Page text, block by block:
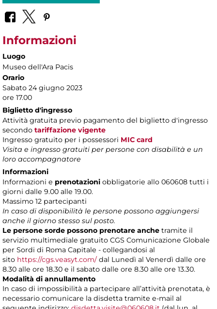
Informazioni
Luogo
Museo dell'Ara Pacis
Orario
Sabato 24 giugno 2023
ore 17.00
Biglietto d'ingresso
Attività gratuita previo pagamento del biglietto d'ingresso
secondo tariffazione vigente
Ingresso gratuito per i possessori MIC card
Visita e ingresso gratuiti per persone con disabilità e un
loro accompagnatore
Informazioni
Informazioni e prenotazioni obbligatorie allo 060608 tutti i
giorni dalle 9.00 alle 19.00.
Massimo 12 partecipanti
In caso di disponibilità le persone possono aggiungersi
anche il giorno stesso sul posto.
Le persone sorde possono prenotare anche tramite il
servizio multimediale gratuito CGS Comunicazione Globale
per Sordi di Roma Capitale - collegandosi al
sito https://cgs.veasyt.com/dal Lunedì al Venerdì dalle ore
8.30 alle ore 18.30 e il sabato dalle ore 8.30 alle ore 13.30.
Modalità di annullamento
In caso di impossibilità a partecipare all’attività prenotata, è
necessario comunicare la disdetta tramite e-mail al